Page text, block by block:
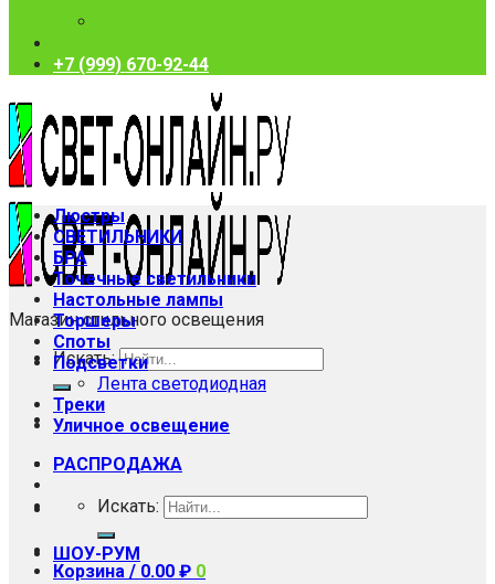
+7 (999) 670-92-44
Магазин стильного освещения
Искать:
РАСПРОДАЖА
ШОУ-РУМ
Люстры
СВЕТИЛЬНИКИ
БРА
Точечные светильники
Настольные лампы
Торшеры
Споты
Подсветки
Лента светодиодная
Треки
Уличное освещение
Искать:
Корзина / 0.00 ₽ 0